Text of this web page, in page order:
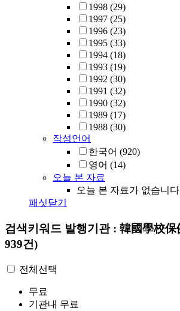
1998 (29)
1997 (25)
1996 (23)
1995 (33)
1994 (18)
1993 (19)
1992 (30)
1991 (32)
1990 (32)
1989 (17)
1988 (30)
작성언어
한국어 (920)
영어 (14)
오늘 본 자료
오늘 본 자료가 없습니
패싯닫기
검색키워드 발행기관 : 韓國學校保
939건)
전체선택
무료
기관내 무료